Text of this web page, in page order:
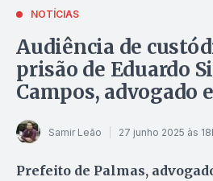
NOTÍCIAS
Audiência de
prisão de Eduardo
Campos, advogado
Samir Leão 27 junho 2025 às
Prefeito de Palmas,